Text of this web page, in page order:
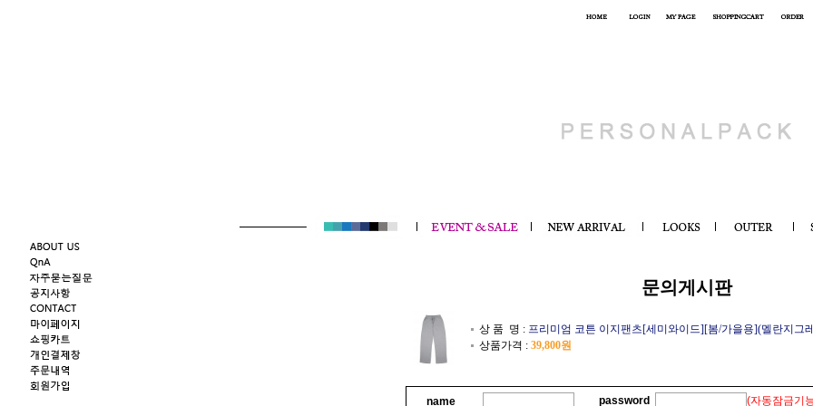
문의게시판
상 품 명 : 프리미엄 코튼 이지팬츠[세미와이드][봄/가을용](멜란지그
상품가격 : 39,800원
name password (자동잠금기